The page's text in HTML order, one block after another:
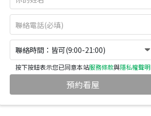
聯絡時間：皆可(9:00-21:00)
按下按鈕表示您已同意本站服務條款與隱私權聲明
預約看屋